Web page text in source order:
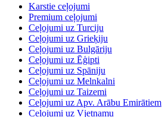
Karstie ceļojumi
Premium ceļojumi
Ceļojumi uz Turciju
Ceļojumi uz Grieķiju
Ceļojumi uz Bulgāriju
Ceļojumi uz Ēģipti
Ceļojumi uz Spāniju
Ceļojumi uz Melnkalni
Ceļojumi uz Taizemi
Ceļojumi uz Apv. Arābu Emirātiem
Ceļojumi uz Vjetnamu